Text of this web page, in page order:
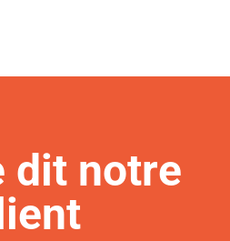
dit notre